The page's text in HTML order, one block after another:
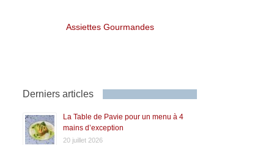
Assiettes Gourmandes
Derniers articles
La Table de Pavie pour un menu à 4
mains d’exception
20 juillet 2026